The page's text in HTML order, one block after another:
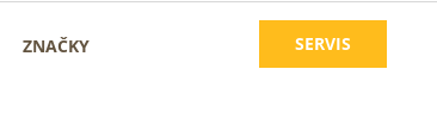
ZNAČKY SERVIS